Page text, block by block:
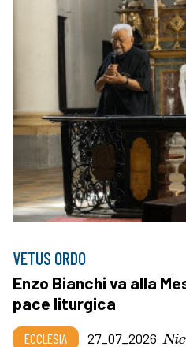
VETUS ORDO
Enzo Bianchi va alla
pace liturgica
ECCLESIA 27_07_2026